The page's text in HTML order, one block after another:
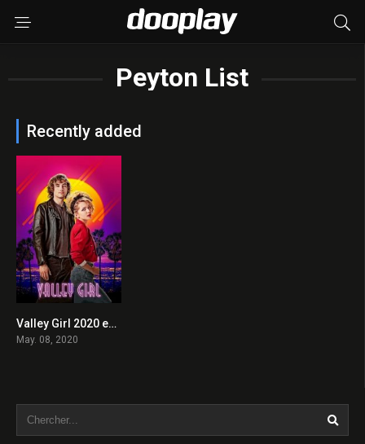
Peyton List
Recently added
0
Valley Girl 2020 en Streaming HD Gratuit !
May. 08, 2020